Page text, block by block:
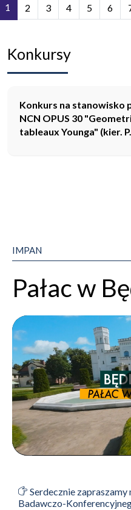
1 2 3 4 5 6
Konkursy
Konkurs na stanowisko
NCN OPUS 30
tableaux Younga" (kier.
IMPAN
Pałac w
Serdecznie
Badawczo-